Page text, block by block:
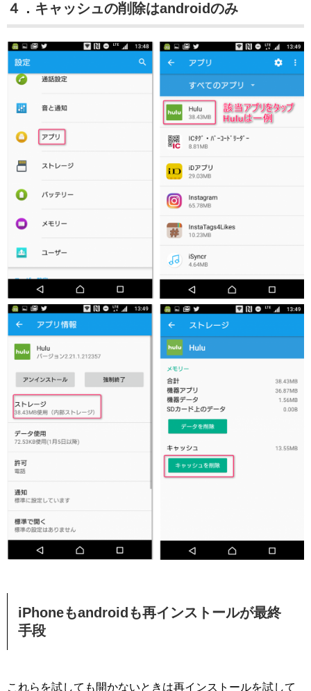
４．キャッシュの削除はandroidのみ
iPhoneもandroidも再インストールが最終
手段
これらを試しても開かないときは再インストールを試して